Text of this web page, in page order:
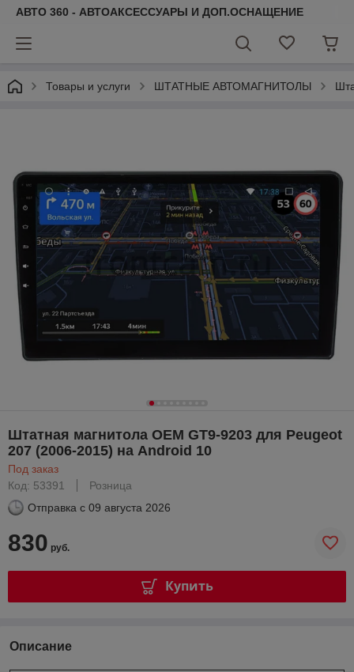
АВТО 360 - АВТОАКСЕССУАРЫ И ДОП.ОСНАЩЕНИЕ
Товары и услуги ШТАТНЫЕ АВТОМАГНИТОЛЫ
Штатная магнитола OEM GT9-9203 для Peugeot
207 (2006-2015) на Android 10
Под заказ
Код: 53391
Розница
Отправка с 09 августа 2026
830 руб.
Купить
Описание